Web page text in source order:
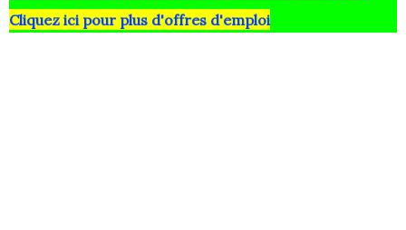
Cliquez ici pour plus d'offres d'emploi